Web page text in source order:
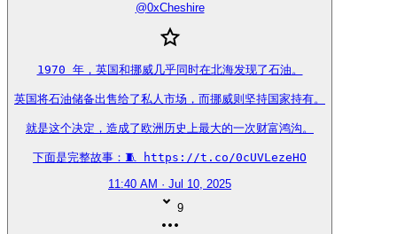
@0xCheshire
1970 年，英国和挪威几乎同时在北海发现了石油。
英国将石油储备出售给了私人市场，而挪威则坚持国家持有。
就是这个决定，造成了欧洲历史上最大的一次财富鸿沟。
下面是完整故事：🧵 https://t.co/0cUVLezeHO
11:40 AM · Jul 10, 2025
9